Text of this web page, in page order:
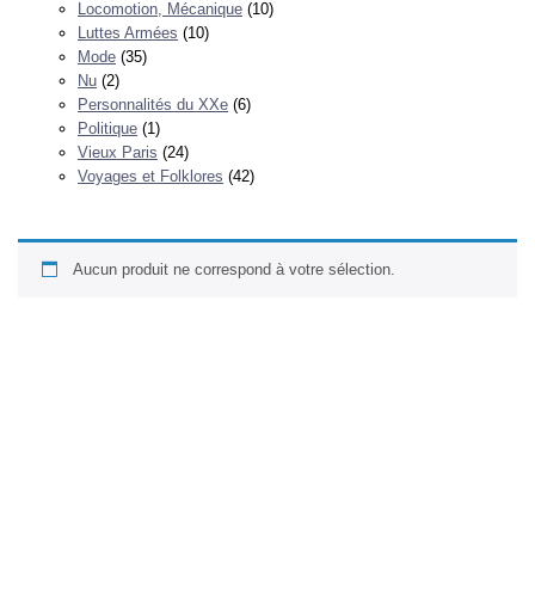
Locomotion, Mécanique (10)
Luttes Armées (10)
Mode (35)
Nu (2)
Personnalités du XXe (6)
Politique (1)
Vieux Paris (24)
Voyages et Folklores (42)
Aucun produit ne correspond à votre sélection.